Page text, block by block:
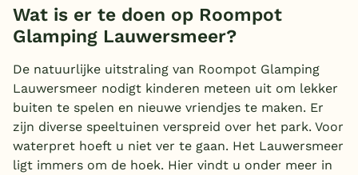
Wat is er te doen op Roompot
Glamping Lauwersmeer?
De natuurlijke uitstraling van Roompot Glamping
Lauwersmeer nodigt kinderen meteen uit om lekker
buiten te spelen en nieuwe vriendjes te maken. Er
zijn diverse speeltuinen verspreid over het park. Voor
waterpret hoeft u niet ver te gaan. Het Lauwersmeer
ligt immers om de hoek. Hier vindt u onder meer in